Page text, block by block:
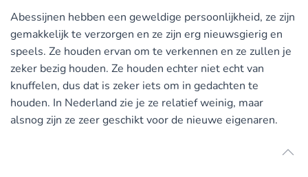
Abessijnen hebben een geweldige persoonlijkheid, ze zijn
gemakkelijk te verzorgen en ze zijn erg nieuwsgierig en
speels. Ze houden ervan om te verkennen en ze zullen je
zeker bezig houden. Ze houden echter niet echt van
knuffelen, dus dat is zeker iets om in gedachten te
houden. In Nederland zie je ze relatief weinig, maar
alsnog zijn ze zeer geschikt voor de nieuwe eigenaren.